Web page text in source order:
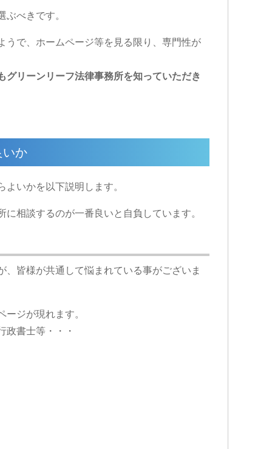
べきです。
うで、ホームページ等を見る限り、専門性が
リーンリーフ法律事務所を知っていただき
いか
いかを以下説明します。
相談するのが一番良いと自負しています。
皆様が共通して悩まれている事がございま
ジが現れます。
政書士等・・・